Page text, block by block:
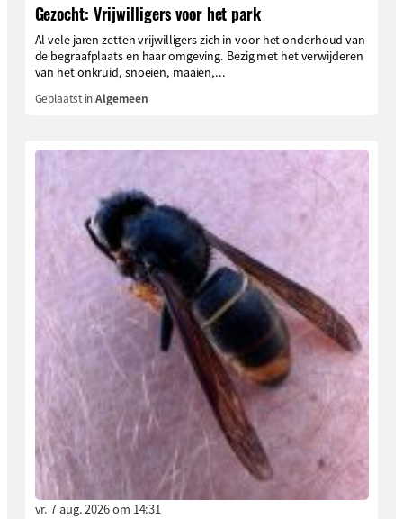
Gezocht: Vrijwilligers voor het park
Al vele jaren zetten vrijwilligers zich in voor het onderhoud van
de begraafplaats en haar omgeving. Bezig met het verwijderen
van het onkruid, snoeien, maaien,...
Geplaatst inAlgemeen
vr. 7 aug. 2026 om 14:31